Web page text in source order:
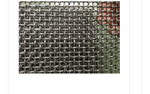
Wycieczka po fabryce
Kontrola jakości